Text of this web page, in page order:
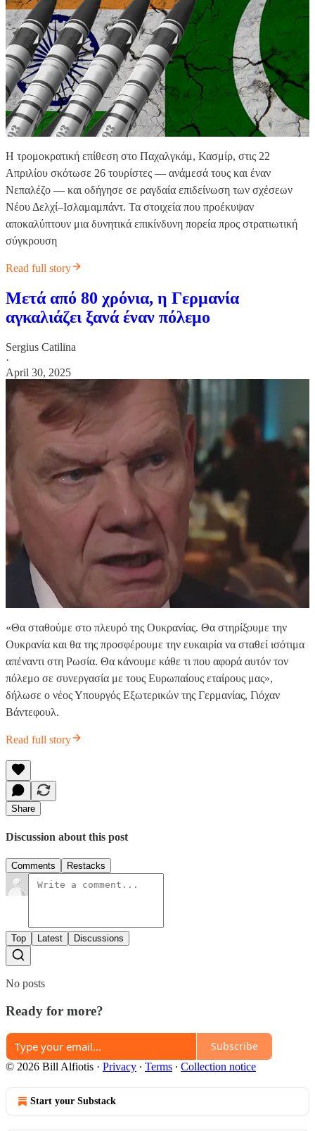
Η τρομοκρατική επίθεση στο Παχαλγκάμ, Κασμίρ, στις 22
Απριλίου σκότωσε 26 τουρίστες — ανάμεσά τους και έναν
Νεπαλέζο — και οδήγησε σε ραγδαία επιδείνωση των σχέσεων
Νέου Δελχί–Ισλαμαμπάντ. Τα στοιχεία που προέκυψαν
αποκαλύπτουν μια δυνητικά επικίνδυνη πορεία προς στρατιωτική
σύγκρουση
Read full story
Μετά από 80 χρόνια, η Γερμανία
αγκαλιάζει ξανά έναν πόλεμο
Sergius Catilina
·
April 30, 2025
«Θα σταθούμε στο πλευρό της Ουκρανίας. Θα στηρίξουμε την
Ουκρανία και θα της προσφέρουμε την ευκαιρία να σταθεί ισότιμα
απέναντι στη Ρωσία. Θα κάνουμε κάθε τι που αφορά αυτόν τον
πόλεμο σε συνεργασία με τους Ευρωπαίους εταίρους μας»,
δήλωσε ο νέος Υπουργός Εξωτερικών της Γερμανίας, Γιόχαν
Βάντεφουλ.
Read full story
Share
Discussion about this post
Comments Restacks
Top Latest Discussions
No posts
Ready for more?
Subscribe
© 2026 Bill Alfiotis · Privacy ∙ Terms ∙ Collection notice
Start your Substack